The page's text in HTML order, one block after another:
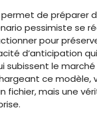
de préparer
pessimiste se
pour
d’anticipation
subissent le marché
ce modèle,
fichier, mais une